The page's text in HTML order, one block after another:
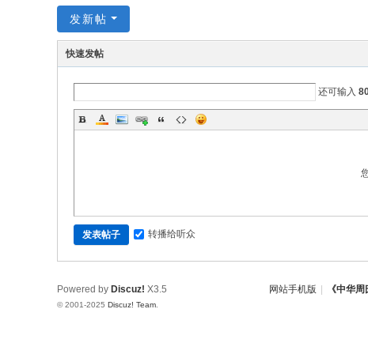
ch
in
、
发新帖
快速发帖
还可输入
发表帖子 转播给听众
网站手机版 《中华周
Powered by Discuz! X3.5
© 2001-2025 Discuz! Team